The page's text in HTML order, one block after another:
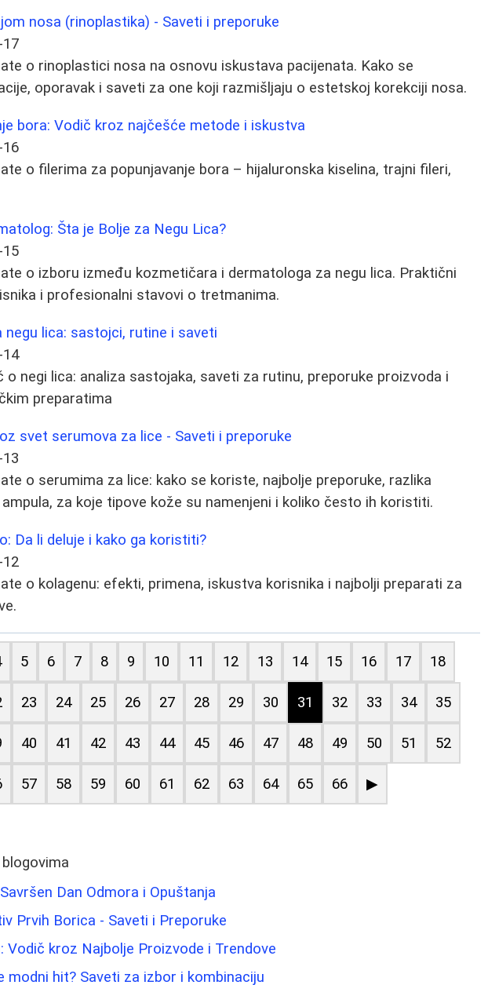
nosa (rinoplastika) - Saveti i preporuke
17
o rinoplastici nosa na osnovu iskustava pacijenata. Kako se
oporavak i saveti za one koji razmišljaju o estetskoj korekciji nosa.
bora: Vodič kroz najčešće metode i iskustva
16
o filerima za popunjavanje bora – hijaluronska kiselina, trajni fileri,
Šta je Bolje za Negu Lica?
15
o izboru između kozmetičara i dermatologa za negu lica. Praktični
i profesionalni stavovi o tretmanima.
negu lica: sastojci, rutine i saveti
14
o negi lica: analiza sastojaka, saveti za rutinu, preporuke proizvoda i
preparatima
svet serumova za lice - Saveti i preporuke
o serumima za lice: kako se koriste, najbolje preporuke, razlika
za koje tipove kože su namenjeni i koliko često ih koristiti.
Da li deluje i kako ga koristiti?
12
o kolagenu: efekti, primena, iskustva korisnika i najbolji preparati za
5 6 7 8 9 10 11 12 13 14 15 16 17 18
23 24 25 26 27 28 29 30 31 32 33 34 35
40 41 42 43 44 45 46 47 48 49 50 51 52
57 58 59 60 61 62 63 64 65 66 ▶
Dan Odmora i Opuštanja
Prvih Borica - Saveti i Preporuke
Vodič kroz Najbolje Proizvode i Trendove
modni hit? Saveti za izbor i kombinaciju